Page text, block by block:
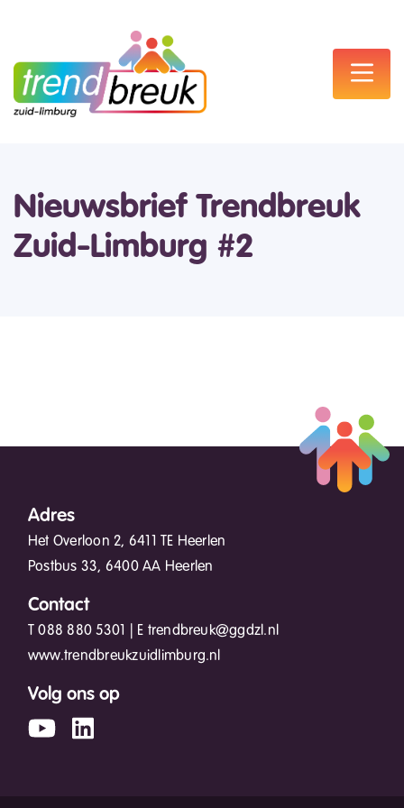
Nieuwsbrief Trendbreuk
Zuid-Limburg #2
Adres
Het Overloon 2, 6411 TE Heerlen
Postbus 33, 6400 AA Heerlen
Contact
T088 880 5301 | E trendbreuk@ggdzl.nl
www.trendbreukzuidlimburg.nl
Volg ons op